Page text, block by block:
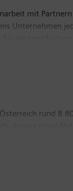
mit
Unternehmen
fortlaufend
rund